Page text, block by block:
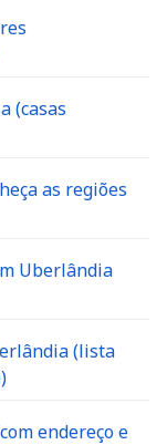
(casas
as regiões
Uberlândia
(lista
endereço e